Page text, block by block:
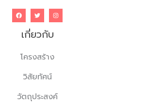
เกี่ยวกับ
โครงสร้าง
วิสัยทัศน์
วัตถุประสงค์